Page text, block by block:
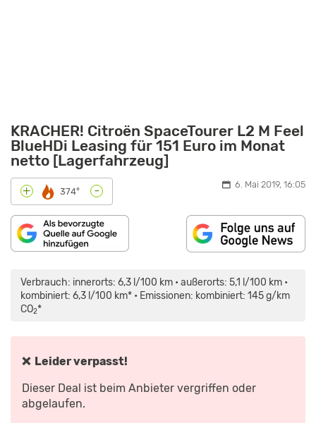
KRACHER! Citroën SpaceTourer L2 M Feel
BlueHDi Leasing für 151 Euro im Monat
netto [Lagerfahrzeug]
+ 374° - 6. Mai 2019, 16:05
Verbrauch: innerorts: 6,3 l/100 km • außerorts: 5,1 l/100 km •
kombiniert: 6,3 l/100 km* • Emissionen: kombiniert: 145 g/km
CO2*
❌ Leider verpasst!
Dieser Deal ist beim Anbieter vergriffen oder
abgelaufen.
MAPS.GOOGLE.DE
ANZEIGEN
SPACETOURER
BLUEHDI
150
TEST
KOMPAKT-
AUTOPHORIE“
ANZEIGEN